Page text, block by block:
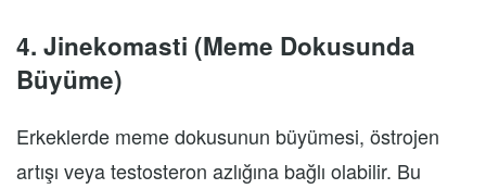
4. Jinekomasti (Meme Dokusunda
Büyüme)
Erkeklerde meme dokusunun büyümesi, östrojen
artışı veya testosteron azlığına bağlı olabilir. Bu